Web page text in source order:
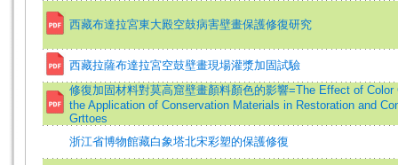
西藏布達拉宮東大殿空鼓病害壁畫保護修復研究
西藏拉薩布達拉宮空鼓壁畫現場灌漿加固試驗
修復加固材料對莫高窟壁畫顏料顏色的影響=The Effect of Color
the Application of Conservation Materials in Restoration and
Grttoes
浙江省博物館藏白象塔北宋彩塑的保護修復